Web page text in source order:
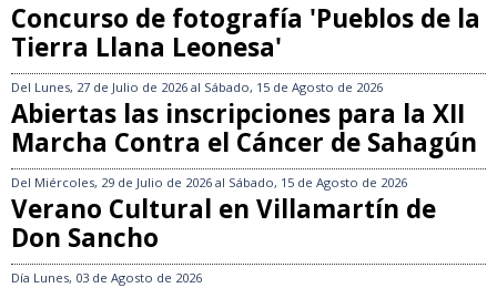
Concurso de fotografía 'Pueblos de la
Tierra Llana Leonesa'
Del Lunes, 27 de Julio de 2026 al Sábado, 15 de Agosto de 2026
Abiertas las inscripciones para la XII
Marcha Contra el Cáncer de Sahagún
Del Miércoles, 29 de Julio de 2026 al Sábado, 15 de Agosto de 2026
Verano Cultural en Villamartín de
Don Sancho
Día Lunes, 03 de Agosto de 2026